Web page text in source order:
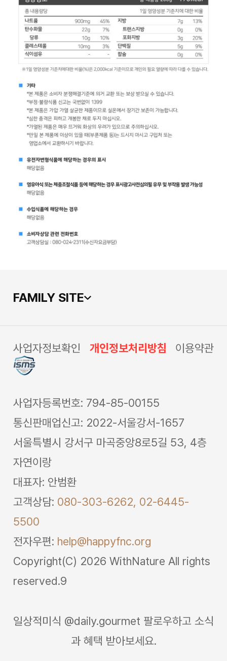
FAMILY SITE
사업자정보확인 개인정보처리방침 이용약관
사업자등록번호: 794-85-00155
통신판매업신고: 2022-서울강서-1657
서울특별시 강서구 마곡중앙8로5길 53, 4층
자연이랑
대표자: 안범환
고객상담: 080-303-6262, 02-6445-
5500
전자우편: help@happyfnc.org
Copyright(C) 2026 WithNature All rights
reserved.9
일상적미식 @daily.gourmet 팔로우하고 소식
과 혜택 받아보세요.